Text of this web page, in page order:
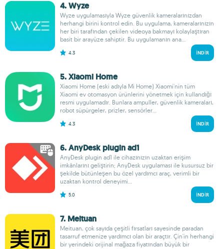
4. Wyze
Wyze uygulamasıyla Wyze güvenlik kameralarınızdan
herhangi birini kontrol edin. Bu uygulama, kameralarınızın
her biri tarafından çekilen videoya bakmayı kolaylaştıran
basit bir arayüze sahiptir. Bu uygulamanın ana...
4.3 İNDIR
5. Xiaomi Home
Xiaomi Home (eski adıyla Mi Home) Xiaomi'nin tüm
Xiaomi ev otomasyon ürünlerini yönetmek için kullandığı
resmi uygulamadır. Bunlara ampuller, güvenlik kameraları,
robot süpürgeler, prizler, sensörler...
4.3 İNDIR
6. AnyDesk plugin ad1
AnyDesk plugin ad1 ile cihazınızın uzaktan erişim
imkânlarını geliştirin; AnyDesk uygulaması ile kusursuz bir
şekilde bütünleşen bu özel yardımcı araç, verimli bir
uzaktan kontrol deneyimi...
5.0 İNDIR
7. Meituan
Meituan, çok sayıda çeşitli fırsatları sayesinde paradan
tasarruf etmenize yardımcı olan bir araçtır. Çin'in herhangi
bir yerindeki orijinal mağaza fiyatından büyük bir